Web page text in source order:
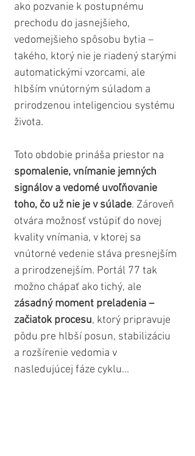
ako pozvanie k postupnému
prechodu do jasnejšieho,
vedomejšieho spôsobu bytia –
takého, ktorý nie je riadený starými
automatickými vzorcami, ale
hlbším vnútorným súladom a
prirodzenou inteligenciou systému
života.
Toto obdobie prináša priestor na
spomalenie, vnímanie jemných
signálov a vedomé uvoľňovanie
toho, čo už nie je v súlade. Zároveň
otvára možnosť vstúpiť do novej
kvality vnímania, v ktorej sa
vnútorné vedenie stáva presnejším
a prirodzenejším. Portál 77 tak
možno chápať ako tichý, ale
zásadný moment preladenia –
začiatok procesu, ktorý pripravuje
pôdu pre hlbší posun, stabilizáciu
a rozšírenie vedomia v
nasledujúcej fáze cyklu...